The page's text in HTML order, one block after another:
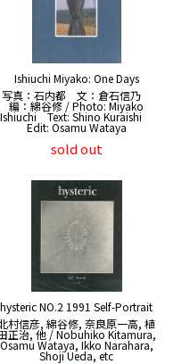
Ishiuchi Miyako: One Days
写真：石内都 文：倉石信乃
編：綿谷修 / Photo: Miyako
Ishiuchi Text: Shino Kuraishi
Edit: Osamu Wataya
sold out
hysteric NO.2 1991 Self-Portrait
村信彦, 綿谷修, 奈良原一高, 植
正治, 他 / Nobuhiko Kitamura,
Osamu Wataya, Ikko Narahara,
Shoji Ueda, etc